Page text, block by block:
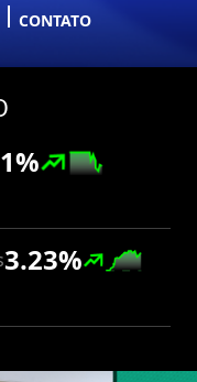
CONTATO
%
3.23%